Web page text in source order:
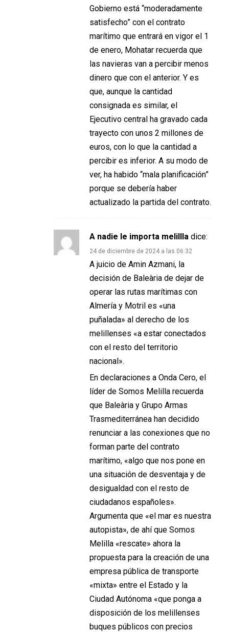
Gobierno está “moderadamente
satisfecho” con el contrato
marítimo que entrará en vigor el 1
de enero, Mohatar recuerda que
las navieras van a percibir menos
dinero que con el anterior. Y es
que, aunque la cantidad
consignada es similar, el
Ejecutivo central ha gravado cada
trayecto con unos 2 millones de
euros, con lo que la cantidad a
percibir es inferior. A su modo de
ver, ha habido “mala planificación”
porque se debería haber
actualizado la partida del contrato.
A nadie le importa melillla dice:
24 de diciembre de 2024 a las 06:32
A juicio de Amin Azmani, la
decisión de Baleària de dejar de
operar las rutas marítimas con
Almería y Motril es «una
puñalada» al derecho de los
melillenses «a estar conectados
con el resto del territorio
nacional».
En declaraciones a Onda Cero, el
líder de Somos Melilla recuerda
que Baleària y Grupo Armas
Trasmediterránea han decidido
renunciar a las conexiones que no
forman parte del contrato
marítimo, «algo que nos pone en
una situación de desventaja y de
desigualdad con el resto de
ciudadanos españoles».
Argumenta que «el mar es nuestra
autopista», de ahí que Somos
Melilla «rescate» ahora la
propuesta para la creación de una
empresa pública de transporte
«mixta» entre el Estado y la
Ciudad Autónoma «que ponga a
disposición de los melillenses
buques públicos con precios